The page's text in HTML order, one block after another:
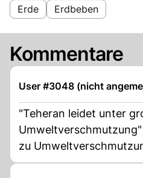
Erde Erdbeben
Kommentare
User #3048 (nicht
"Teheran leidet unter
zu